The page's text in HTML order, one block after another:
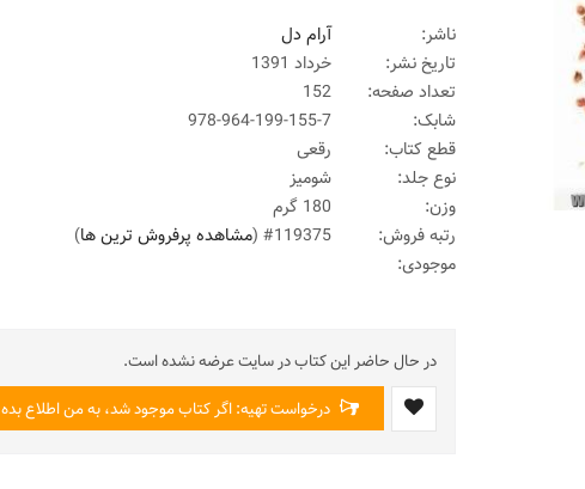
ناشر:
آرام دل
تاریخ نشر:
خرداد 1391
تعداد صفحه:
152
شابک:
978-964-199-155-7
قطع کتاب:
رقعی
نوع جلد:
شومیز
وزن:
رتبه فروش:
#119375 ( مشاهده پرفروش ترین ها)
موجودی:
در حال حاضر این کتاب در سایت عرضه نشده است.
درخواست تهیه: اگر کتاب موجود شد، به من اطلاع بده